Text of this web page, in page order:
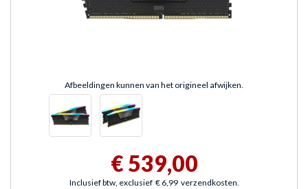
Afbeeldingen kunnen van het origineel afwijken.
€ 539,00
Inclusief btw, exclusief € 6,99 verzendkosten.